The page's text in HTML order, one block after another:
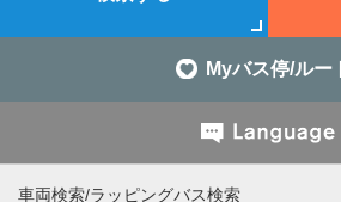
Myバス停/ルー
車両検索/ラッピングバス検索